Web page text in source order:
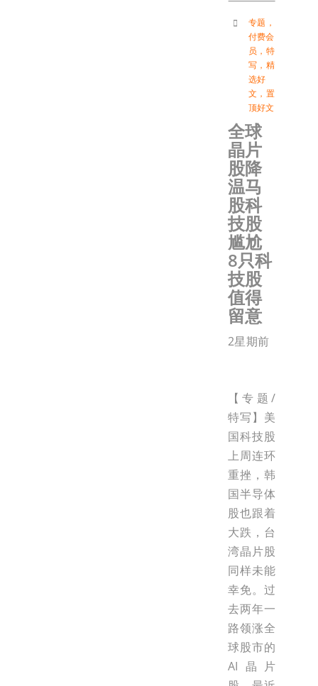
专题 ，
付费会
员 ， 特
写 ， 精
选好
文 ， 置
顶好文
全球
晶片
股降
温马
股科
技股
尴尬
8只科
技股
值得
留意
2星期前
【专题/
特写】美
国科技股
上周连环
重挫，韩
国半导体
股也跟着
大跌，台
湾晶片股
同样未能
幸免。过
去两年一
路领涨全
球股市的
AI晶片